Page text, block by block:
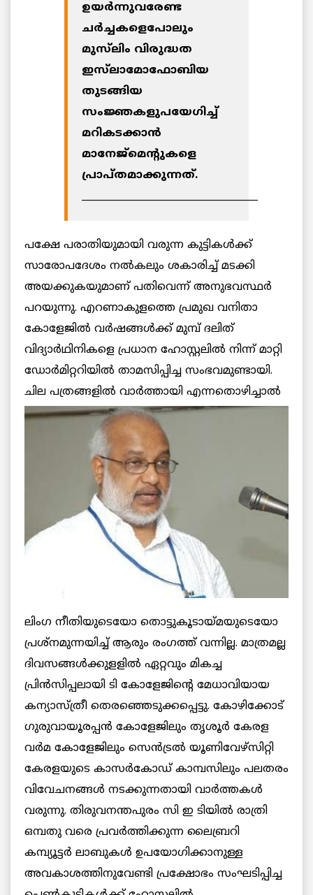
ഉയര്‍ന്നുവരേണ്ട
ചര്‍ച്ചകളെപോലും
മുസ്‌ലിം വിരുദ്ധത
ഇസ്‌ലാമോഫോബിയ
തുടങ്ങിയ
സംജ്ഞകളുപയേഗിച്ച്
മറികടക്കാന്‍
മാനേജ്‌മെന്റുകളെ
പ്രാപ്തമാക്കുന്നത്.
____________________________________
പക്ഷേ പരാതിയുമായി വരുന്ന കുട്ടികള്‍ക്ക്
സാരോപദേശം നല്‍കലും ശകാരിച്ച് മടക്കി
അയക്കുകയുമാണ് പതിവെന്ന് അനുഭവസ്ഥര്‍
പറയുന്നു. എറണാകുളത്തെ പ്രമുഖ വനിതാ
കോളേജില്‍ വര്‍ഷങ്ങള്‍ക്ക് മുമ്പ് ദലിത്
വിദ്യാര്‍ഥിനികളെ പ്രധാന ഹോസ്റ്റലില്‍ നിന്ന് മാറ്റി
ഡോര്‍മിറ്ററിയില്‍ താമസിപ്പിച്ച സംഭവമുണ്ടായി.
ചില പത്രങ്ങളില്‍ വാര്‍ത്തായി എന്നതൊഴിച്ചാല്‍
ലിംഗ നീതിയുടെയോ തൊട്ടുകൂടായ്മയുടെയോ
പ്രശ്‌നമുന്നയിച്ച് ആരും രംഗത്ത് വന്നില്ല. മാത്രമല്ല
ദിവസങ്ങള്‍ക്കുളളില്‍ ഏറ്റവും മികച്ച
പ്രിന്‍സിപ്പലായി ടി കോളേജിന്റെ മേധാവിയായ
കന്യാസ്ത്രീ തെരഞ്ഞെടുക്കപ്പെട്ടു. കോഴിക്കോട്
ഗുരുവായൂരപ്പന്‍ കോളേജിലും തൃശൂര്‍ കേരള
വര്‍മ കോളേജിലും സെന്‍ട്രല്‍ യൂണിവേഴ്‌സിറ്റി
കേരളയുടെ കാസര്‍കോഡ് കാമ്പസിലും പലതരം
വിവേചനങ്ങള്‍ നടക്കുന്നതായി വാര്‍ത്തകള്‍
വരുന്നു. തിരുവനന്തപുരം സി ഇ ടിയില്‍ രാത്രി
ഒമ്പതു വരെ പ്രവര്‍ത്തിക്കുന്ന ലൈബ്രറി
കമ്പ്യൂട്ടര്‍ ലാബുകള്‍ ഉപയോഗിക്കാനുള്ള
അവകാശത്തിനുവേണ്ടി പ്രക്ഷോഭം സംഘടിപ്പിച്ച